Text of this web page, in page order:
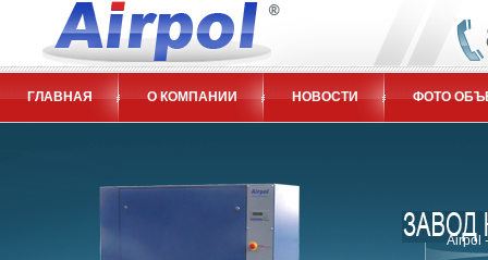
ГЛАВНАЯ О КОМПАНИИ НОВОСТИ ФОТО
Airpol